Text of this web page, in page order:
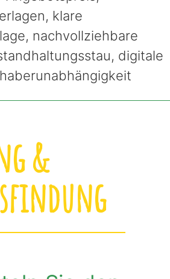
klare
nachvollziehbare
digitale
&